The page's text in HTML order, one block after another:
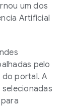
um dos
Artificial
pelo
do portal. A